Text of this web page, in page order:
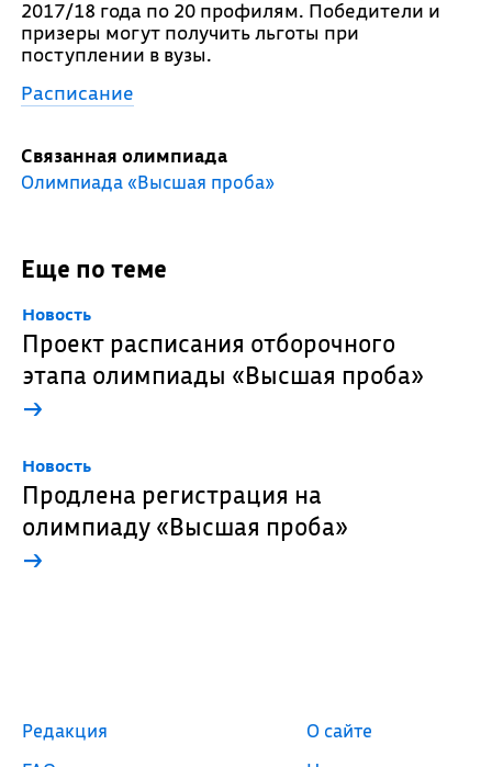
2017/18 года по 20 профилям. Победители и
призеры могут получить льготы при
поступлении в вузы.
Расписание
Связанная олимпиада
Олимпиада «Высшая проба»
Еще по теме
Новость
Проект расписания отборочного
этапа олимпиады «Высшая проба»
→
Новость
Продлена регистрация на
олимпиаду «Высшая проба»
→
Редакция
О сайте